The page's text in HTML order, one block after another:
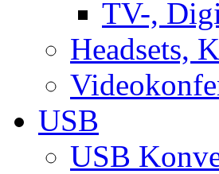
TV-,
Headsets,
USB
USB